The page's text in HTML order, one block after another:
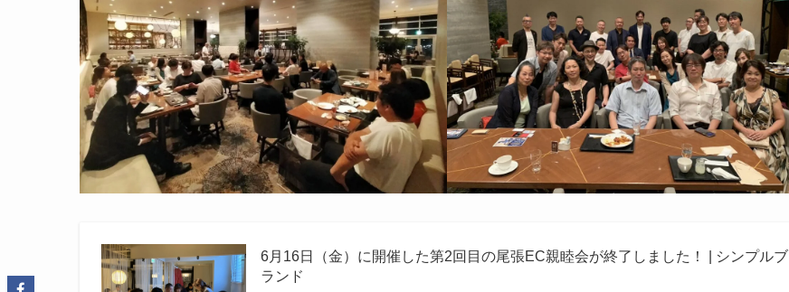
6月16日（金）に開催した第2回目の尾張EC親睦会が終了しました！ | シンプルブ
ランド